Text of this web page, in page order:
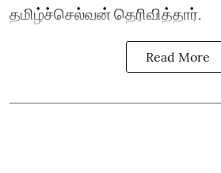
தமிழ்ச்செல்வன் தெரிவித்தார்.
Read More